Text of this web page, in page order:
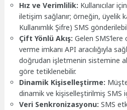
Hız ve Verimlilik: Kullanıcılar
iletişim sağlanır; örneğin, üyelik
Kullanımlık Şifre) SMS
Çift Yönlü Akış: Gelen
verme imkanı API aracılığıyla
doğrudan işletmenin sistemine
göre tetiklenebilir.
Dinamik Kişiselleştirme:
dinamik ve kişiselleştirilmiş SMS
Veri Senkronizasyonu: SMS